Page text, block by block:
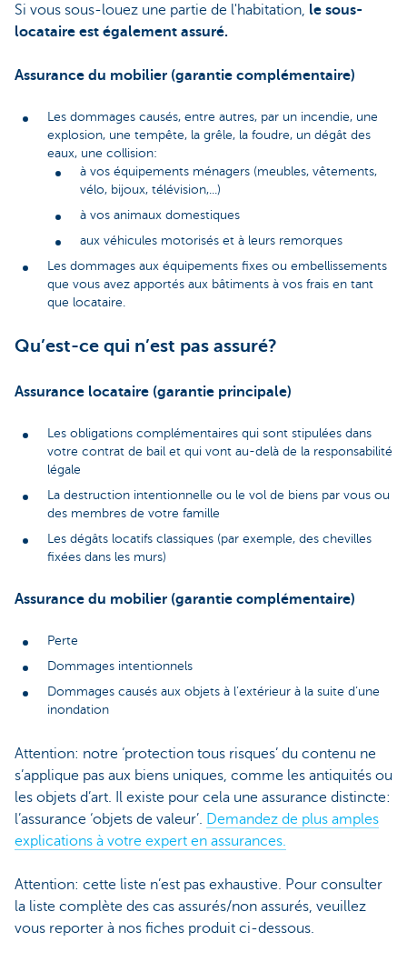
Si vous sous-louez une partie de l'habitation, le sous-
locataire est également assuré.
Assurance du mobilier (garantie complémentaire)
Les dommages causés, entre autres, par un incendie, une
explosion, une tempête, la grêle, la foudre, un dégât des
eaux, une collision:
à vos équipements ménagers (meubles, vêtements,
vélo, bijoux, télévision,...)
à vos animaux domestiques
aux véhicules motorisés et à leurs remorques
Les dommages aux équipements fixes ou embellissements
que vous avez apportés aux bâtiments à vos frais en tant
que locataire.
Qu’est-ce qui n’est pas assuré?
Assurance locataire (garantie principale)
Les obligations complémentaires qui sont stipulées dans
votre contrat de bail et qui vont au-delà de la responsabilité
légale
La destruction intentionnelle ou le vol de biens par vous ou
des membres de votre famille
Les dégâts locatifs classiques (par exemple, des chevilles
fixées dans les murs)
Assurance du mobilier (garantie complémentaire)
Perte
Dommages intentionnels
Dommages causés aux objets à l’extérieur à la suite d’une
inondation
Attention: notre ‘protection tous risques’ du contenu ne
s’applique pas aux biens uniques, comme les antiquités ou
les objets d’art. Il existe pour cela une assurance distincte:
l’assurance ‘objets de valeur’. Demandez de plus amples
explications à votre expert en assurances.
Attention: cette liste n’est pas exhaustive. Pour consulter
la liste complète des cas assurés/non assurés, veuillez
vous reporter à nos fiches produit ci-dessous.